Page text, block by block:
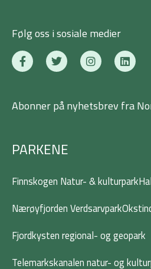
Følg oss i sosiale medier
F
a
c
o
-
f
T
w
i
e
I
n
s
a
g
L
i
n
e
d
Abonner på nyhetsbrev fra
PARKENE
Finnskogen Natur- & kulturpark
Nærøyfjorden Verdsarvpark
Fjordkysten regional- og geopark
Telemarkskanalen natur- og